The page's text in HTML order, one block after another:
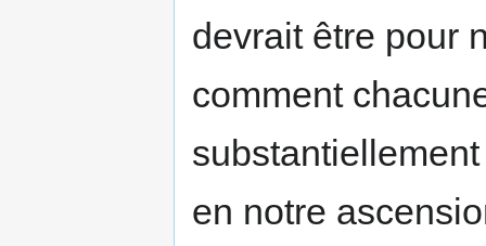
devrait être pour
comment
en notre